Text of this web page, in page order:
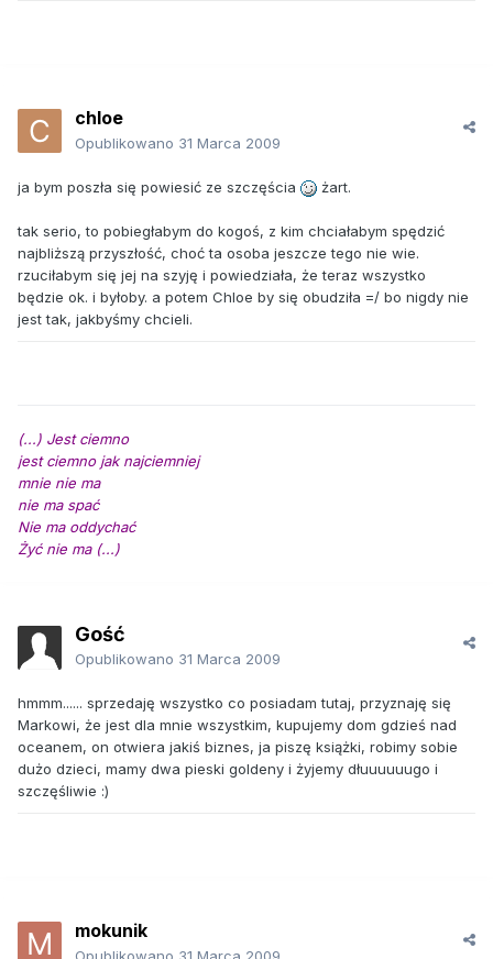
chloe
Opublikowano 31 Marca 2009
ja bym poszła się powiesić ze szczęścia żart.
tak serio, to pobiegłabym do kogoś, z kim chciałabym spędzić
najbliższą przyszłość, choć ta osoba jeszcze tego nie wie.
rzuciłabym się jej na szyję i powiedziała, że teraz wszystko
będzie ok. i byłoby. a potem Chloe by się obudziła =/ bo nigdy nie
jest tak, jakbyśmy chcieli.
(...) Jest ciemno
jest ciemno jak najciemniej
mnie nie ma
nie ma spać
Nie ma oddychać
Żyć nie ma (...)
Gość
Opublikowano 31 Marca 2009
hmmm...... sprzedaję wszystko co posiadam tutaj, przyznaję się
Markowi, że jest dla mnie wszystkim, kupujemy dom gdzieś nad
oceanem, on otwiera jakiś biznes, ja piszę książki, robimy sobie
dużo dzieci, mamy dwa pieski goldeny i żyjemy dłuuuuuugo i
szczęśliwie :)
mokunik